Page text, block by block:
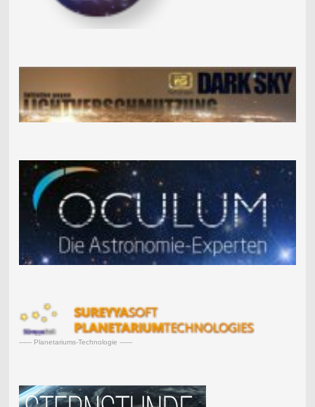
------ Planetariums-Technologie ------